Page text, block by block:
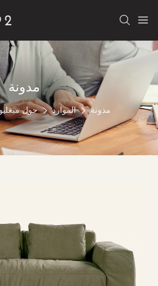
مدونة
حول الموارد مدونة